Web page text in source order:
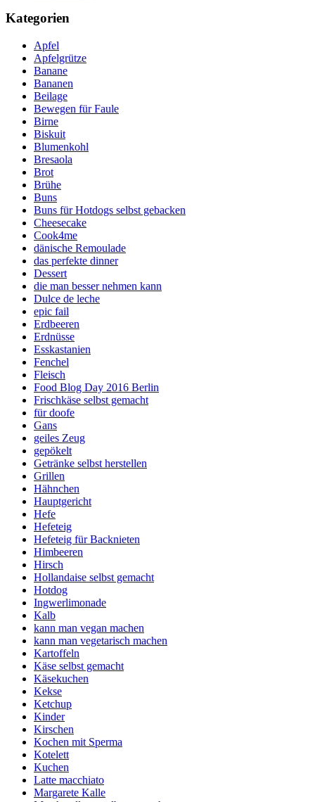
Kategorien
Apfel
Apfelgrütze
Banane
Bananen
Beilage
Bewegen für Faule
Birne
Biskuit
Blumenkohl
Bresaola
Brot
Brühe
Buns
Buns für Hotdogs selbst gebacken
Cheesecake
Cook4me
dänische Remoulade
das perfekte dinner
Dessert
die man besser nehmen kann
Dulce de leche
epic fail
Erdbeeren
Erdnüsse
Esskastanien
Fenchel
Fleisch
Food Blog Day 2016 Berlin
Frischkäse selbst gemacht
für doofe
Gans
geiles Zeug
gepökelt
Getränke selbst herstellen
Grillen
Hähnchen
Hauptgericht
Hefe
Hefeteig
Hefeteig für Backnieten
Himbeeren
Hirsch
Hollandaise selbst gemacht
Hotdog
Ingwerlimonade
Kalb
kann man vegan machen
kann man vegetarisch machen
Kartoffeln
Käse selbst gemacht
Käsekuchen
Kekse
Ketchup
Kinder
Kirschen
Kochen mit Sperma
Kotelett
Kuchen
Latte macchiato
Margarete Kalle